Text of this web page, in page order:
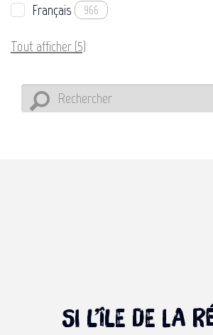
Français 966
Tout afficher (5)
Si l’île de La